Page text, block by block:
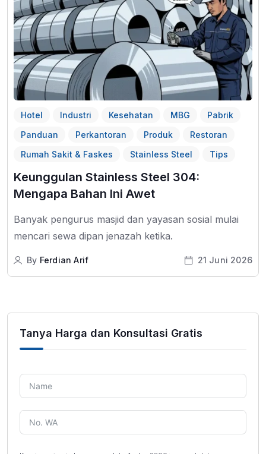
Hotel Industri Kesehatan MBG
Pabrik
Panduan
Perkantoran Produk
Restoran
Rumah Sakit & Faskes
Stainless Steel Tips
Keunggulan Stainless Steel 304:
Mengapa Bahan Ini Awet
Banyak pengurus masjid dan yayasan sosial mulai
mencari sewa dipan jenazah ketika.
By Ferdian Arif 21 Juni 2026
Tanya Harga dan Konsultasi Gratis